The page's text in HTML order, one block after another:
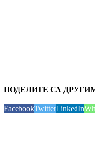
ПОДЕЛИТЕ СА
FacebookTwitterLinkedIn